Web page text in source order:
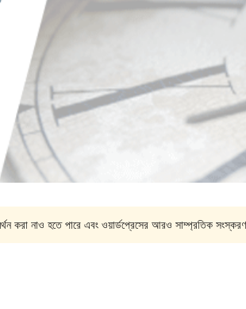
করা নাও হতে পারে এবং ওয়ার্ডপ্রেসের আরও সাম্প্রতিক